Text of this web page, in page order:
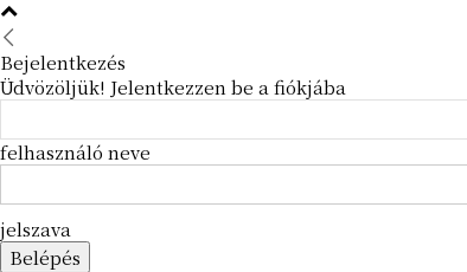
Bejelentkezés
Üdvözöljük! Jelentkezzen be a fiókjába
felhasználó neve
jelszava